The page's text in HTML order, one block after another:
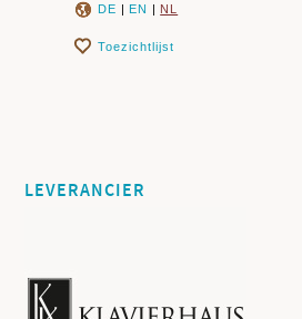
DE | EN | NL
Toezichtlijst
LEVERANCIER